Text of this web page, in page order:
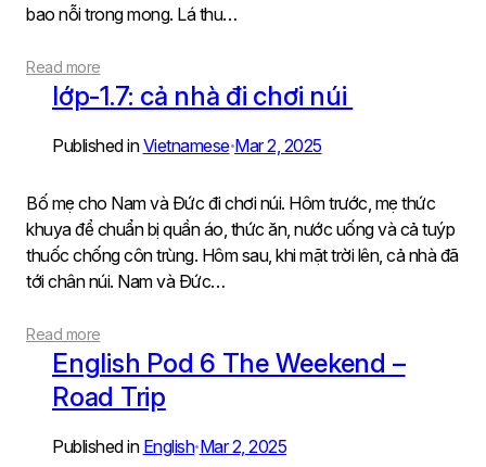
bao nỗi trong mong. Lá thu…
Read more
lớp-1.7: cả nhà đi chơi núi
Published inVietnamese•Mar 2, 2025
Bố mẹ cho Nam và Đức đi chơi núi. Hôm trước, mẹ thức
khuya để chuẩn bị quần áo, thức ăn, nước uống và cả tuýp
thuốc chống côn trùng. Hôm sau, khi mặt trời lên, cả nhà đã
tới chân núi. Nam và Đức…
Read more
English Pod 6 The Weekend –
Road Trip
Published in English•Mar 2, 2025